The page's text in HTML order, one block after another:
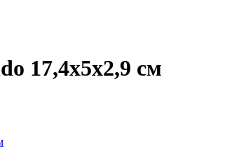
17,4х5х2,9 см